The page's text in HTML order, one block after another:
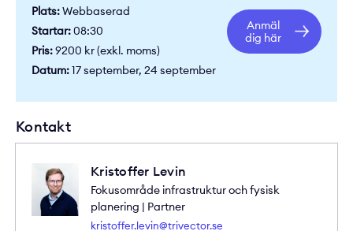
Plats:Webbaserad
Startar:08:30
Pris:9200 kr (exkl. moms)
Datum:17 september, 24 september
Anmäl
dig här
Kontakt
Kristoffer Levin
Fokusområde infrastruktur och fysisk
planering | Partner
kristoffer.levin@trivector.se